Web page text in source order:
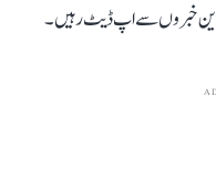
خبروں سے اپ ڈیٹ رہیں۔